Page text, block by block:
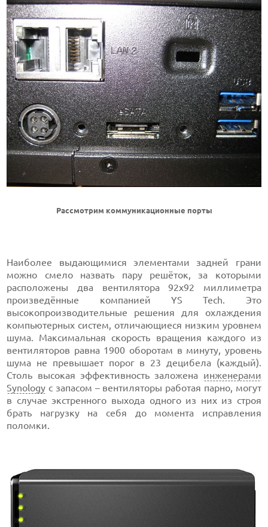
Рассмотрим коммуникационные порты
Наиболее выдающимися элементами задней грани
можно смело назвать пару решёток, за которыми
расположены два вентилятора 92х92 миллиметра
произведённые компанией YS Tech. Это
высокопроизводительные решения для охлаждения
компьютерных систем, отличающиеся низким уровнем
шума. Максимальная скорость вращения каждого из
вентиляторов равна 1900 оборотам в минуту, уровень
шума не превышает порог в 23 децибела (каждый).
Столь высокая эффективность заложена инженерами
Synology с запасом – вентиляторы работая парно, могут
в случае экстренного выхода одного из них из строя
брать нагрузку на себя до момента исправления
поломки.